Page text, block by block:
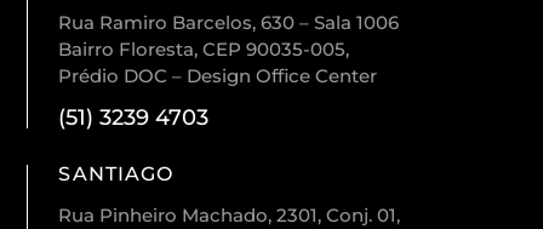
Rua Ramiro Barcelos, 630 – Sala 1006
Bairro Floresta, CEP 90035-005,
Prédio DOC – Design Office Center
(51) 3239 4703
SANTIAGO
Rua Pinheiro Machado, 2301, Conj. 01,